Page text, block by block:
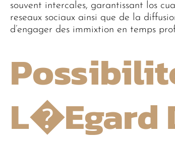
souvent intercales, garantissant los
reseaux sociaux ainsi que de la
d’engager des immixtion en temps
L�egard